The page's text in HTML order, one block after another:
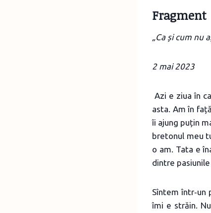
Fragment
„Ca și cum nu
2 mai 2023
Azi e ziua în
asta. Am în
îi ajung puțin
bretonul meu
o am. Tata e
dintre pasiunile
Sîntem într‑un
îmi e străin.